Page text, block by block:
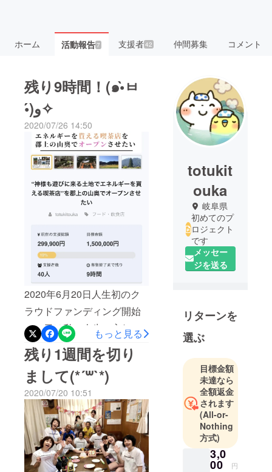
ホーム 活動報告7 支援者42 仲間募集 コメント
残り9時間！(๑•̀ㅂ
•́)و✧
2020/07/26 14:50
2020年6月20日人生初のク
ラウドファンディング開始
この日は私の人生で忘れら
れない日となりました。そ
の日からあっという間に駆
け抜けて本日7月26日、最終
日。沢山の方達のご協力と
励ましがあってクラウド
ファンディングにこぎ着け
て、沢山の方達の温かいご
支援と応援の言葉を頂きな
もっと見る
残り1週間を切り
まして(*´꒳`*)
2020/07/20 10:51
totukit
ouka
岐阜県
初めてのプ
ロジェクト
です
メッセー
ジを送る
リターンを
選ぶ
目標金額
未達なら
全額返金
されます
(All-or-
Nothing
方式)
3,0
00 円